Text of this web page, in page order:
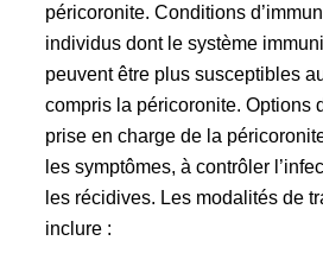
péricoronite. Conditions
individus dont le système
peuvent être plus susceptibles
compris la péricoronite. Options
prise en charge de la
les symptômes, à contrôler
les récidives. Les modalités de
inclure :